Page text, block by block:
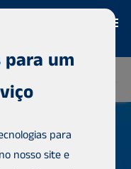
para um
para
nosso site e